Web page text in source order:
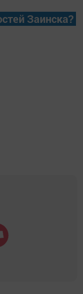
Заинска?